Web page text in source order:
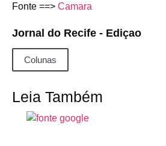
Fonte ==> Camara
Jornal do Recife - Ediçao
Colunas
Leia Também